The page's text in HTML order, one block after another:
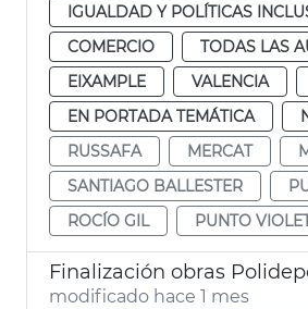
IGUALDAD Y POLÍTICAS
COMERCIO
TODAS LAS
EIXAMPLE
VALENCIA
EN PORTADA TEMÁTICA
RUSSAFA
MERCAT
SANTIAGO BALLESTER
ROCÍO GIL
PUNTO
modificado hace 1 mes